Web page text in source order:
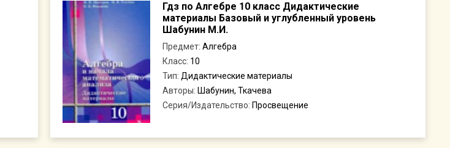
Гдз по Алгебре 10 класс Дидактические
материалы Базовый и углубленный уровень
Шабунин М.И.
Предмет: Алгебра
Класс: 10
Тип: Дидактические материалы
Авторы: Шабунин, Ткачева
Серия/Издательство: Просвещение